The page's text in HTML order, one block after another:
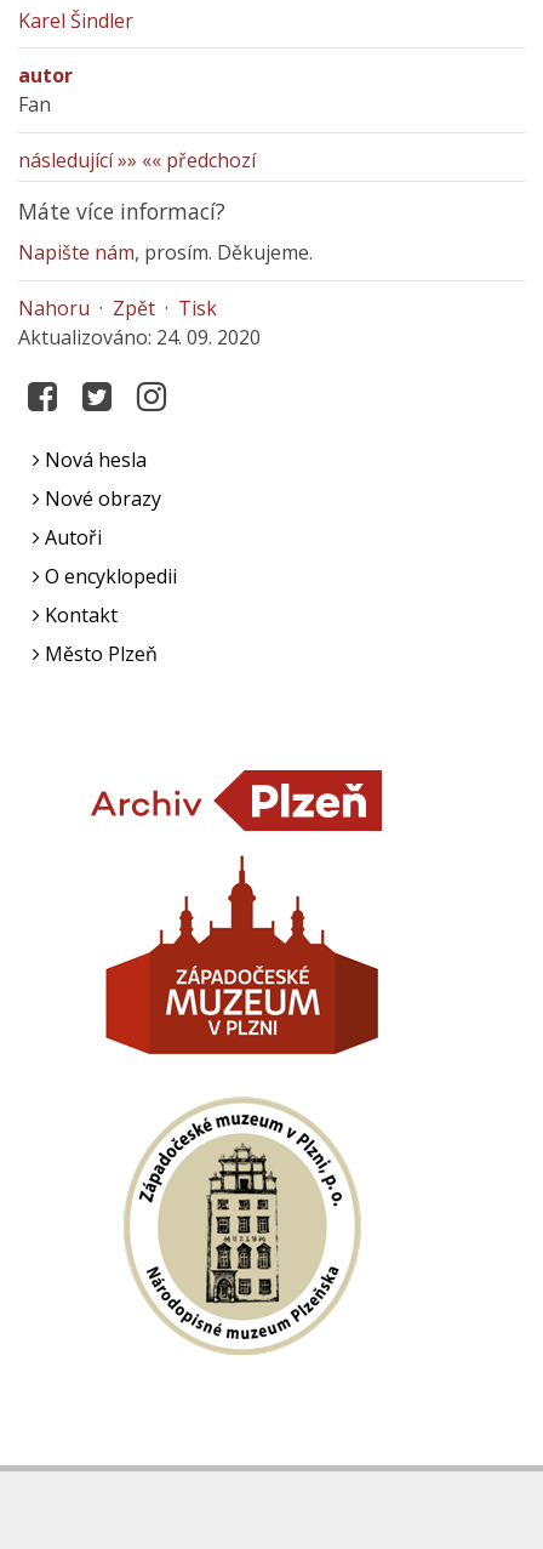
Karel Šindler
autor
Fan
následující »» «« předchozí
Máte více informací?
Napište nám, prosím. Děkujeme.
Nahoru · Zpět · Tisk
Aktualizováno: 24. 09. 2020
Nová hesla
Nové obrazy
Autoři
O encyklopedii
Kontakt
Město Plzeň